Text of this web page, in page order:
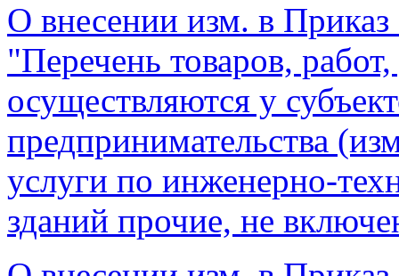
О внесении изм. в
"Перечень товаров,
осуществляются у
предпринимательства
услуги по инженерно-
зданий прочие, не